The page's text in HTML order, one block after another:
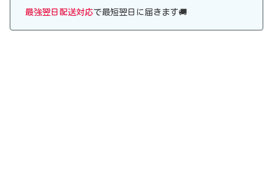
最強翌日配送対応で最短翌日に届きます🚚